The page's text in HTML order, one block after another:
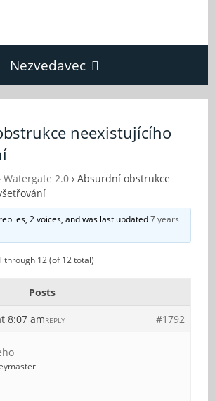
Nezvedavec
O Nezvědavci
Kontakt
neexistujícího
Watergate 2.0 › Absurdní obstrukce
2 voices, and was last updated7 years
through 12 (of 12 total)
Posts
8:07 am
#1792
REPLY